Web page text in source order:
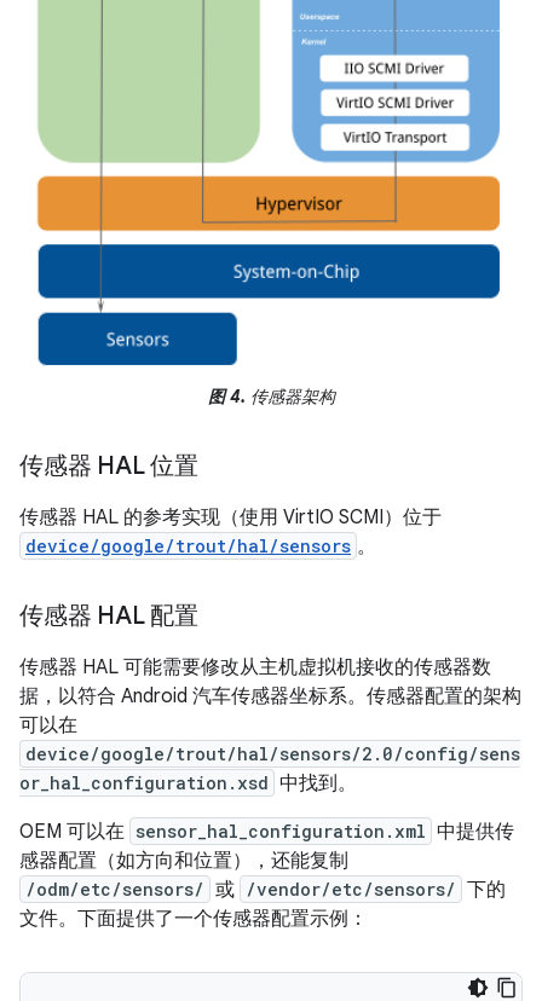
图 4. 传感器架构
传感器 HAL 位置
传感器 HAL 的参考实现（使用 VirtIO SCMI）位于
device/google/trout/hal/sensors 。
传感器 HAL 配置
传感器 HAL 可能需要修改从主机虚拟机接收的传感器数
据，以符合 Android 汽车传感器坐标系。传感器配置的架构
可以在
device/google/trout/hal/sensors/2.0/config/sens
or_hal_configuration.xsd 中找到。
OEM 可以在 sensor_hal_configuration.xml 中提供传
感器配置（如方向和位置），还能复制
/odm/etc/sensors/ 或 /vendor/etc/sensors/ 下的
文件。下面提供了一个传感器配置示例：